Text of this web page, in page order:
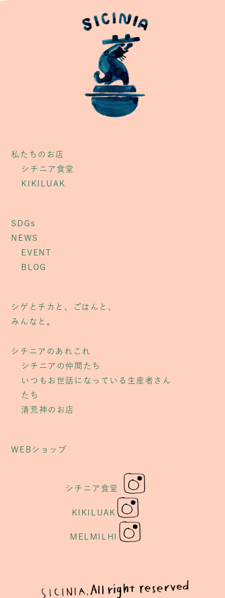
私たちのお店
シチニア食堂
KIKILUAK
SDGs
NEWS
EVENT
BLOG
シゲとチカと、ごはんと、
みんなと。
シチニアのあれこれ
シチニアの仲間たち
いつもお世話になっている生産者さん
たち
清荒神のお店
WEBショップ
シチニア食堂
KIKILUAK
MELMILHI